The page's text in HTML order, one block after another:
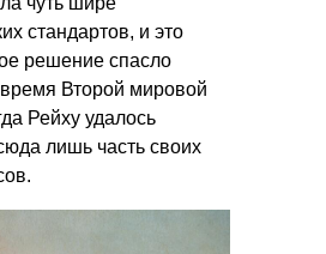
стандартов, и это
решение спасло
Второй мировой
Рейху удалось
лишь часть своих